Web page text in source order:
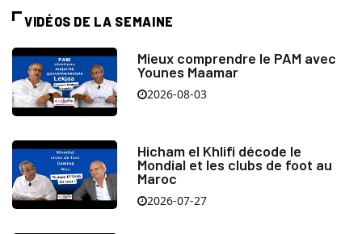
VIDÉOS DE LA SEMAINE
Mieux comprendre le PAM avec
Younes Maamar
2026-08-03
Hicham el Khlifi décode le
Mondial et les clubs de foot au
Maroc
2026-07-27